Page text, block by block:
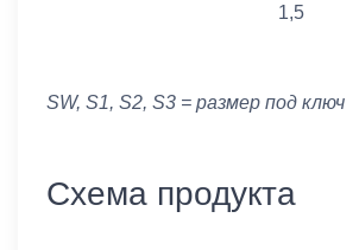
1,5
SW, S1, S2, S3 = размер под ключ
Схема продукта